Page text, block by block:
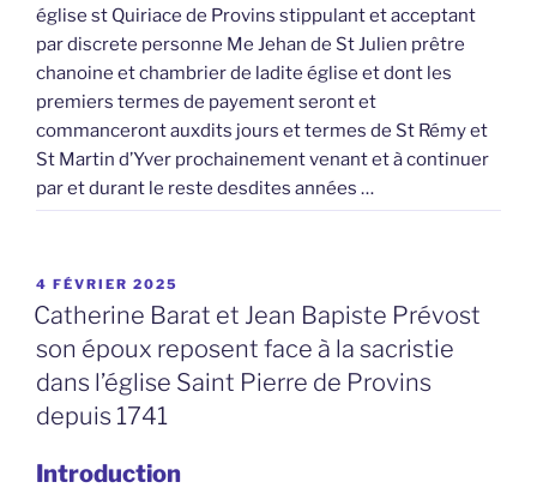
église st Quiriace de Provins stippulant et acceptant
par discrete personne Me Jehan de St Julien prêtre
chanoine et chambrier de ladite église et dont les
premiers termes de payement seront et
commanceront auxdits jours et termes de St Rémy et
St Martin d’Yver prochainement venant et à continuer
par et durant le reste desdites années …
PUBLIÉ
LE
4 FÉVRIER 2025
Catherine Barat et Jean Bapiste Prévost
son époux reposent face à la sacristie
dans l’église Saint Pierre de Provins
depuis 1741
Introduction